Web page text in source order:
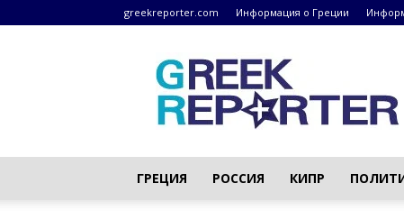
greekreporter.com Информация о Греции
Греческие
новости
–
greekreporter.com
ГРЕЦИЯ РОССИЯ КИПР